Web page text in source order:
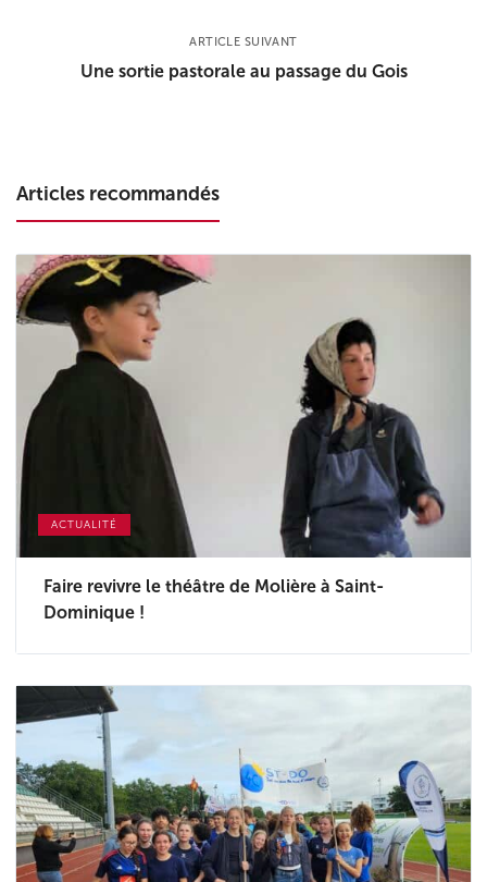
ARTICLE SUIVANT
Une sortie pastorale au passage du Gois
Articles recommandés
ACTUALITÉ
Faire revivre le théâtre de Molière à Saint-
Dominique !